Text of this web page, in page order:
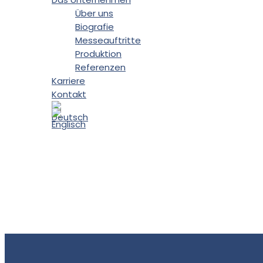
Über uns
Biografie
Messeauftritte
Produktion
Referenzen
Karriere
Kontakt